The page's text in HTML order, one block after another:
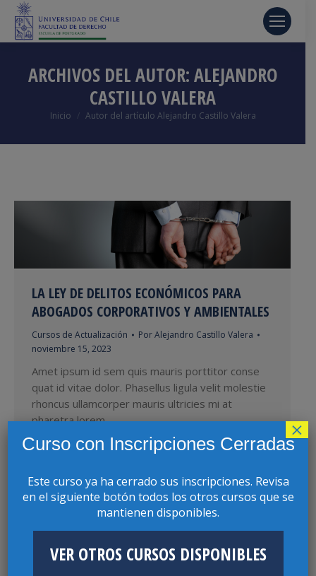
ARCHIVOS DEL AUTOR:ALEJANDRO
CASTILLO VALERA
Estás aquí:
Inicio Autor del artículo Alejandro Castillo Valera
LA LEY DE DELITOS ECONÓMICOS PARA
ABOGADOS CORPORATIVOS Y AMBIENTALES
Cursos de Actualización PorAlejandro Castillo Valera
noviembre 15, 2023
Amet ipsum id sem quis mauris porttitor conse
quat id vitae dolor. Phasellus ligula velit molestie
rhoncus ullamcorper mauris ultricies mi at
pharetra lorem.
NUEVA LEY DE DELITOS ECONÓMICOS:
Curso con Inscripciones Cerradas
Este curso ya ha cerrado sus inscripciones. Revisa
en el siguiente botón todos los otros cursos que se
mantienen disponibles.
VER OTROS CURSOS DISPONIBLES
×